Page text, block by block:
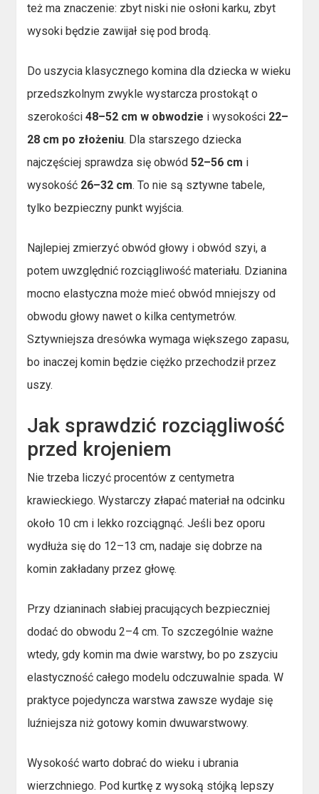
też ma znaczenie: zbyt niski nie osłoni karku, zbyt
wysoki będzie zawijał się pod brodą.
Do uszycia klasycznego komina dla dziecka w wieku
przedszkolnym zwykle wystarcza prostokąt o
szerokości48–52 cm w obwodzie i wysokości 22–
28 cm po złożeniu. Dla starszego dziecka
najczęściej sprawdza się obwód52–56 cm i
wysokość 26–32 cm. To nie są sztywne tabele,
tylko bezpieczny punkt wyjścia.
Najlepiej zmierzyć obwód głowy i obwód szyi, a
potem uwzględnić rozciągliwość materiału. Dzianina
mocno elastyczna może mieć obwód mniejszy od
obwodu głowy nawet o kilka centymetrów.
Sztywniejsza dresówka wymaga większego zapasu,
bo inaczej komin będzie ciężko przechodził przez
uszy.
Jak sprawdzić rozciągliwość
przed krojeniem
Nie trzeba liczyć procentów z centymetra
krawieckiego. Wystarczy złapać materiał na odcinku
około 10 cm i lekko rozciągnąć. Jeśli bez oporu
wydłuża się do 12–13 cm, nadaje się dobrze na
komin zakładany przez głowę.
Przy dzianinach słabiej pracujących bezpieczniej
dodać do obwodu 2–4 cm. To szczególnie ważne
wtedy, gdy komin ma dwie warstwy, bo po zszyciu
elastyczność całego modelu odczuwalnie spada. W
praktyce pojedyncza warstwa zawsze wydaje się
luźniejsza niż gotowy komin dwuwarstwowy.
Wysokość warto dobrać do wieku i ubrania
wierzchniego. Pod kurtkę z wysoką stójką lepszy